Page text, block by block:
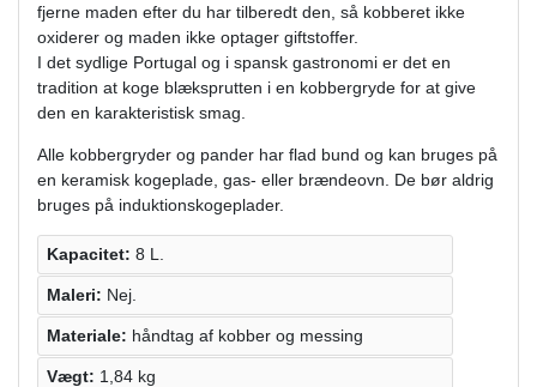
fjerne maden efter du har tilberedt den, så kobberet ikke
oxiderer og maden ikke optager giftstoffer.
I det sydlige Portugal og i spansk gastronomi er det en
tradition at koge blæksprutten i en kobbergryde for at give
den en karakteristisk smag.
Alle kobbergryder og pander har flad bund og kan bruges på
en keramisk kogeplade, gas- eller brændeovn. De bør aldrig
bruges på induktionskogeplader.
Kapacitet: 8 L.
Maleri: Nej.
Materiale: håndtag af kobber og messing
Vægt: 1,84 kg